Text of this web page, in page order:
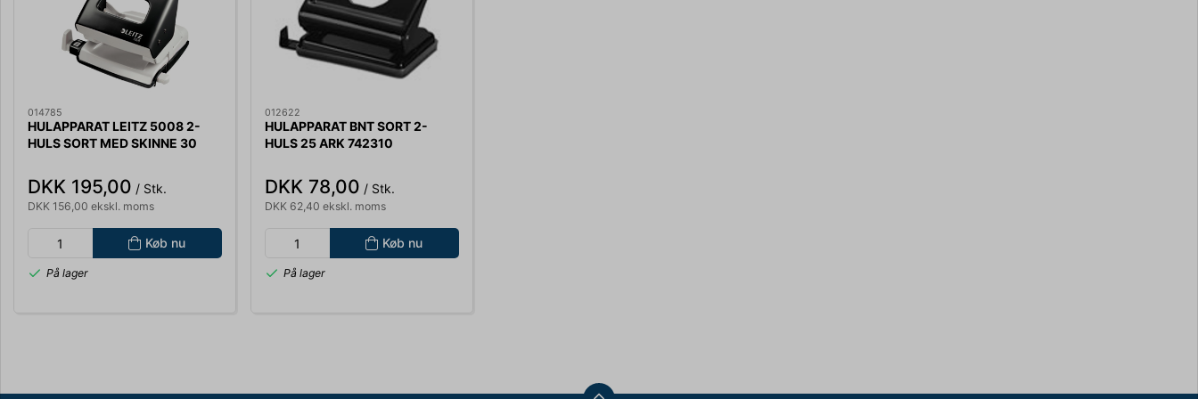
014785
HULAPPARAT LEITZ 5008 2-
HULS SORT MED SKINNE 30
DKK 195,00 / Stk.
DKK 156,00 ekskl. moms
Køb nu
På lager
012622
HULAPPARAT BNT SORT 2-
HULS 25 ARK 742310
DKK 78,00 / Stk.
DKK 62,40 ekskl. moms
Køb nu
På lager